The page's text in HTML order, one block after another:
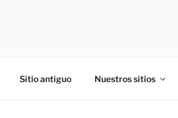
Sitio antiguo Nuestros sitios